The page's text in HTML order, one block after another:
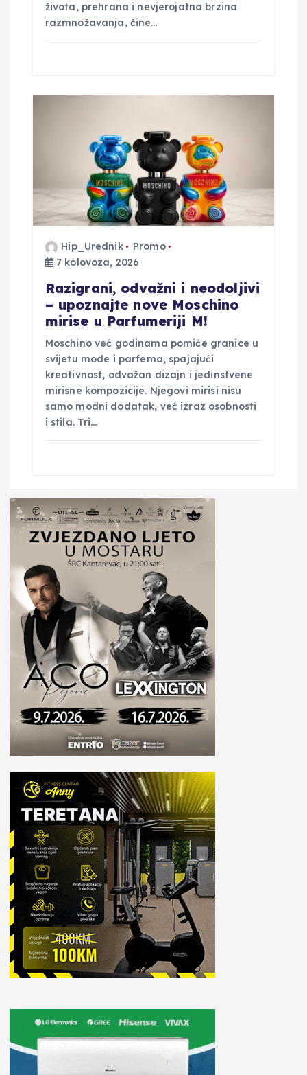
života, prehrana i nevjerojatna brzina
razmnožavanja, čine…
Hip_Urednik
Promo
7 kolovoza, 2026
Razigrani, odvažni i neodoljivi
– upoznajte nove Moschino
mirise u Parfumeriji M!
Moschino već godinama pomiče granice u
svijetu mode i parfema, spajajući
kreativnost, odvažan dizajn i jedinstvene
mirisne kompozicije. Njegovi mirisi nisu
samo modni dodatak, već izraz osobnosti
i stila. Tri…